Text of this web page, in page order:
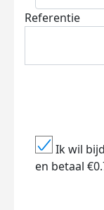
Referentie
Ik wil
en betaal